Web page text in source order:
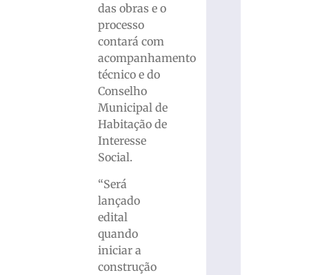
das obras e o
processo
contará com
acompanhamento
técnico e do
Conselho
Municipal de
Habitação de
Interesse
Social.
“Será
lançado
edital
quando
iniciar a
construção